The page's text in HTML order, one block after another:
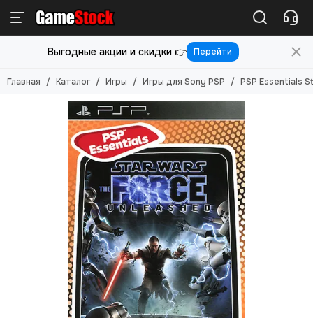
Игры
Смотреть все товары
Игры для PlayStation 5
Игры для PlayStation 3
Игры для PlayStation 2
Игры для Nintendo Switch 2
Игры для Nintendo Switch
Игры для Nintendo 3DS
Игры для Xbox ONE/SERIES S/X
Игры для Xbox Original
Игры для Xbox 360
Игры для Sony PS Vita
Игры для Sony PSP
Игры (Картриджи) для 8-бит
Игры (картриджи) для Sega Mega Drive 16-бит
Игры под VR
Выгодные акции и скидки 👉 Перейти
Главная Каталог Игры Игры для Sony PSP PSP Essentials